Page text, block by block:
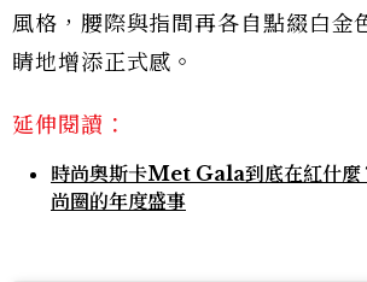
風格，腰際與指間再各自點綴白金
睛地增添正式感。
延伸閱讀：
時尚奧斯卡Met Gala到底在紅什麼
尚圈的年度盛事